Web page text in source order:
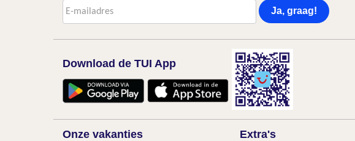
Ja, graag!
Download de TUI App
Onze vakanties Extra's